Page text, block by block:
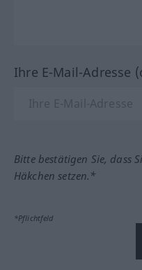
Ihre E-Mail-Adresse
Bitte bestätigen Sie, dass
Häkchen setzen.*
*Pflichtfeld